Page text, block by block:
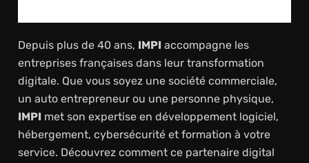
Depuis plus de 40 ans, IMPI accompagne les
entreprises françaises dans leur transformation
digitale. Que vous soyez une société commerciale,
un auto entrepreneur ou une personne physique,
IMPI met son expertise en développement logiciel,
hébergement, cybersécurité et formation à votre
service. Découvrez comment ce partenaire digital